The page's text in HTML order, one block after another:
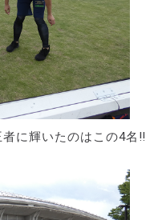
に輝いたのはこの4名‼